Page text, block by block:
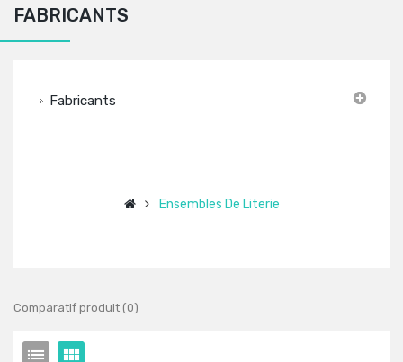
FABRICANTS
Fabricants
Ensembles De Literie
Comparatif produit (0)